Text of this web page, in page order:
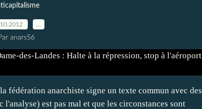
anars56
fédération anarchiste signe un texte commun avec des
est pas mal et que les circonstances sont